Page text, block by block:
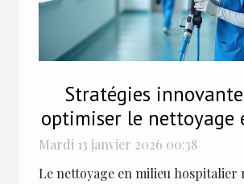
Stratégies
optimiser le nettoyage
hospitalier
Mardi 13 janvier 2026 00:38
Le nettoyage en milieu hospitalier